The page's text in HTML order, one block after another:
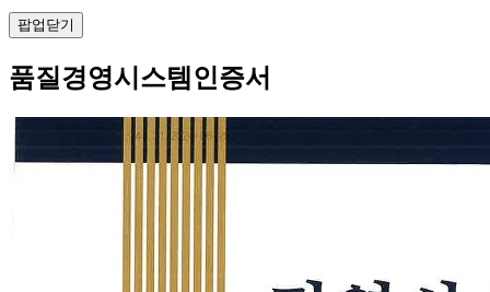
팝업닫기
품질경영시스템인증서